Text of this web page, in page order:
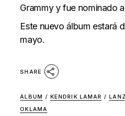
Grammy y fue nominado
Este nuevo álbum estará
mayo.
SHARE
ÁLBUM / KENDRIK LAMAR /
OKLAMA